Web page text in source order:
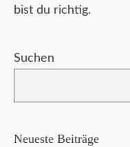
bist du richtig.
Suchen
Neueste Beiträge